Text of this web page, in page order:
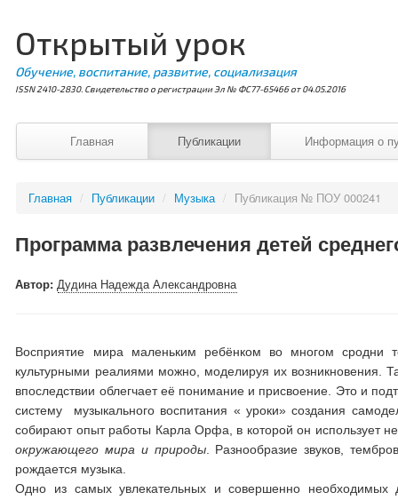
Открытый урок
Обучение, воспитание, развитие, социализация
ISSN 2410-2830. Свидетельство о регистрации Эл № ФС77-65466 от 04.05.2016
Главная Публикации Информация о
Главная / Публикации / Музыка / Публикация № ПОУ 000241
Программа развлечения детей
Автор:Дудина Надежда Александровна
Восприятие мира маленьким ребёнком во многом сродни
культурными реалиями можно, моделируя их возникновения.
впоследствии облегчает её понимание и присвоение. Это и
систему музыкального воспитания « уроки» создания
собирают опыт работы Карла Орфа, в которой он использует
окружающего мира и природы. Разнообразие звуков,
рождается музыка.
Одно из самых увлекательных и совершенно